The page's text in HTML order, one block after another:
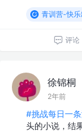
青训营-快乐
评论
徐锦桐
2年前
#挑战每日一
头的小说，结